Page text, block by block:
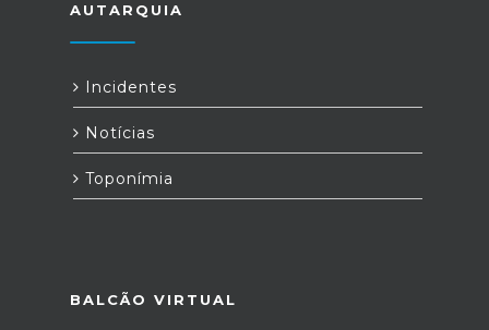
AUTARQUIA
Incidentes
Notícias
Toponímia
BALCÃO VIRTUAL